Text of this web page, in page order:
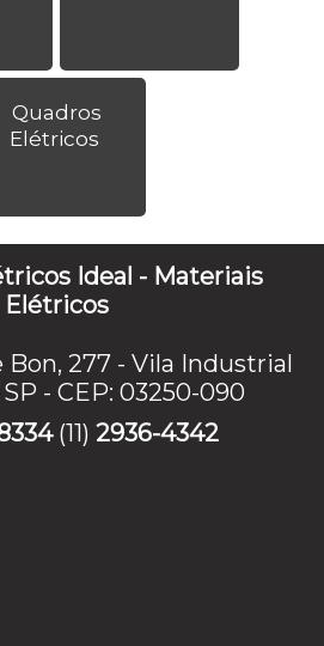
Quadros
Elétricos
Ideal - Materiais
Elétricos
Bon, 277 - Vila Industrial
- CEP: 03250-090
(11) 2936-4342